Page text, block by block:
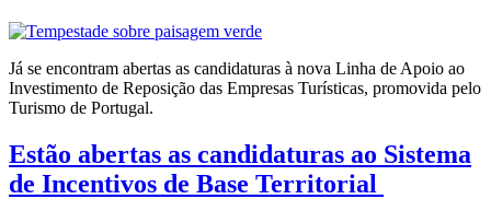
Já se encontram abertas as candidaturas à nova Linha de Apoio ao
Investimento de Reposição das Empresas Turísticas, promovida pelo
Turismo de Portugal.
Estão abertas as candidaturas ao Sistema
de Incentivos de Base Territorial